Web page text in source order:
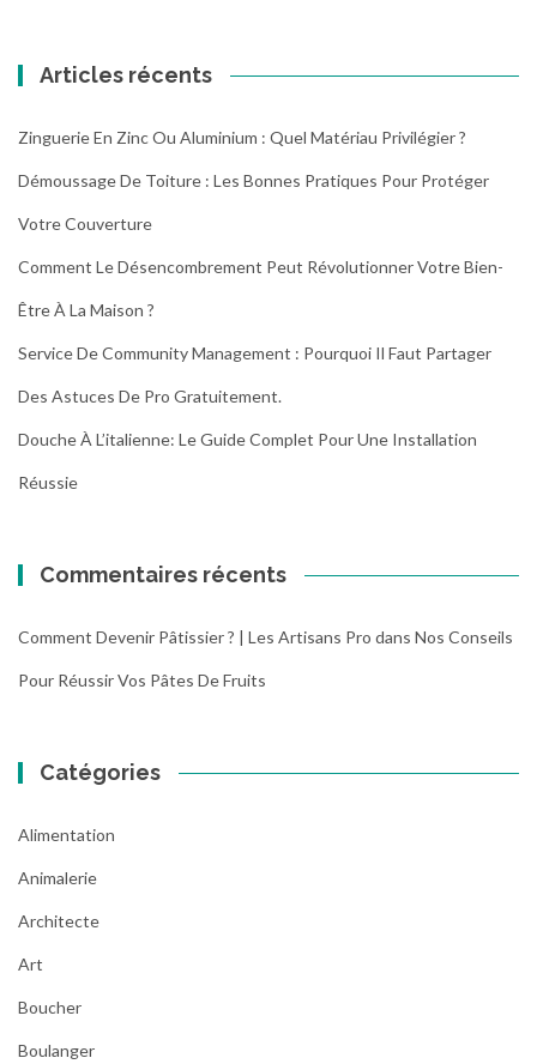
Articles récents
Zinguerie En Zinc Ou Aluminium : Quel Matériau Privilégier ?
Démoussage De Toiture : Les Bonnes Pratiques Pour Protéger
Votre Couverture
Comment Le Désencombrement Peut Révolutionner Votre Bien-
Être À La Maison ?
Service De Community Management : Pourquoi Il Faut Partager
Des Astuces De Pro Gratuitement.
Douche À L’italienne: Le Guide Complet Pour Une Installation
Réussie
Commentaires récents
Comment Devenir Pâtissier ? | Les Artisans Pro dans Nos Conseils
Pour Réussir Vos Pâtes De Fruits
Catégories
Alimentation
Animalerie
Architecte
Art
Boucher
Boulanger